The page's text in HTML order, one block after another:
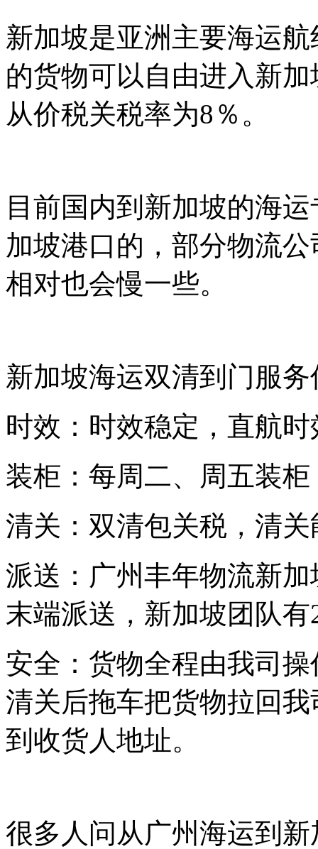
新加坡是亚洲主要海运
的货物可以自由进入新
从价税关税率为8％。
目前国内到新加坡的海
加坡港口的，部分物流
相对也会慢一些。
新加坡海运双清到门服务
时效：时效稳定，直航
装柜：每周二、周五装
清关：双清包关税，清
派送：广州丰年物流新
末端派送，新加坡团队
安全：货物全程由我司
清关后拖车把货物拉回
到收货人地址。
很多人问从广州海运到